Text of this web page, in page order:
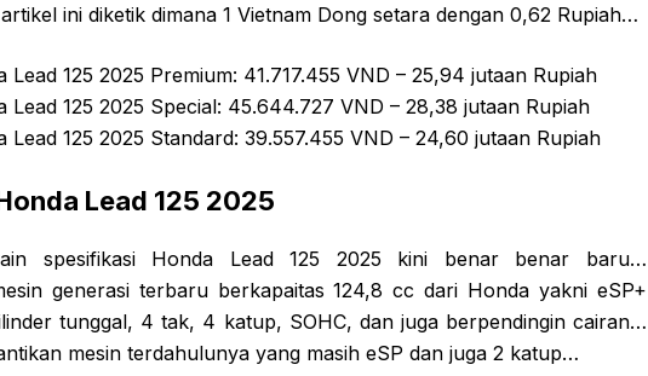
ini diketik dimana 1 Vietnam Dong setara dengan 0,62 Rupiah…
Lead 125 2025 Premium: 41.717.455 VND – 25,94 jutaan Rupiah
Lead 125 2025 Special: 45.644.727 VND – 28,38 jutaan Rupiah
Lead 125 2025 Standard: 39.557.455 VND – 24,60 jutaan Rupiah
Lead 125 2025
spesifikasi Honda Lead 125 2025 kini benar benar baru…
generasi terbaru berkapaitas 124,8 cc dari Honda yakni eSP+
tunggal, 4 tak, 4 katup, SOHC, dan juga berpendingin cairan…
mesin terdahulunya yang masih eSP dan juga 2 katup…